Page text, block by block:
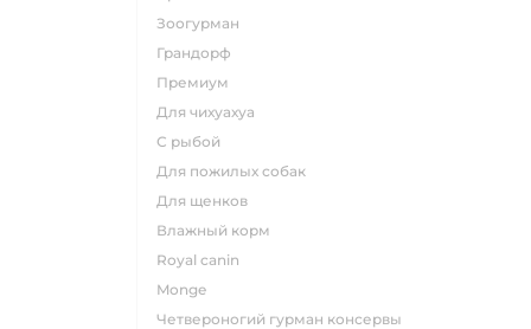
зоогурман
грандорф
премиум
для чихуахуа
с рыбой
для пожилых собак
для щенков
влажный корм
royal canin
monge
четвероногий гурман консервы